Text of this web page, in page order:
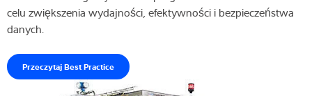
celu zwiększenia wydajności, efektywności i bezpieczeństwa
danych.
Przeczytaj Best Practice